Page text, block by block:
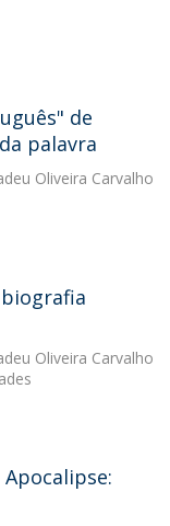
de
palavra
Oliveira Carvalho
Oliveira Carvalho